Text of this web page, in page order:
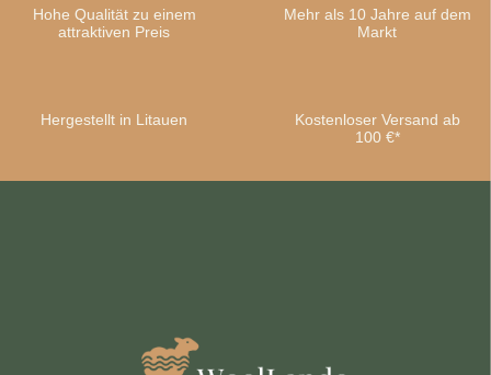
Hohe Qualität zu einem
attraktiven Preis
Mehr als 10 Jahre auf dem
Markt
Hergestellt in Litauen
Kostenloser Versand ab
100 €*